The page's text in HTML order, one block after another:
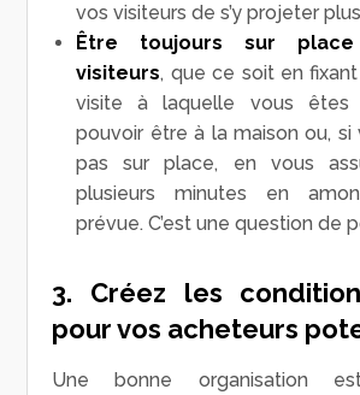
vos visiteurs de s’y projeter
Être toujours sur
visiteurs, que ce soit en
visite à laquelle vous êtes
pouvoir être à la maison ou, si
pas sur place, en vous
plusieurs minutes en
prévue. C’est une question de
3. Créez les
pour vos acheteurs
Une bonne organisation